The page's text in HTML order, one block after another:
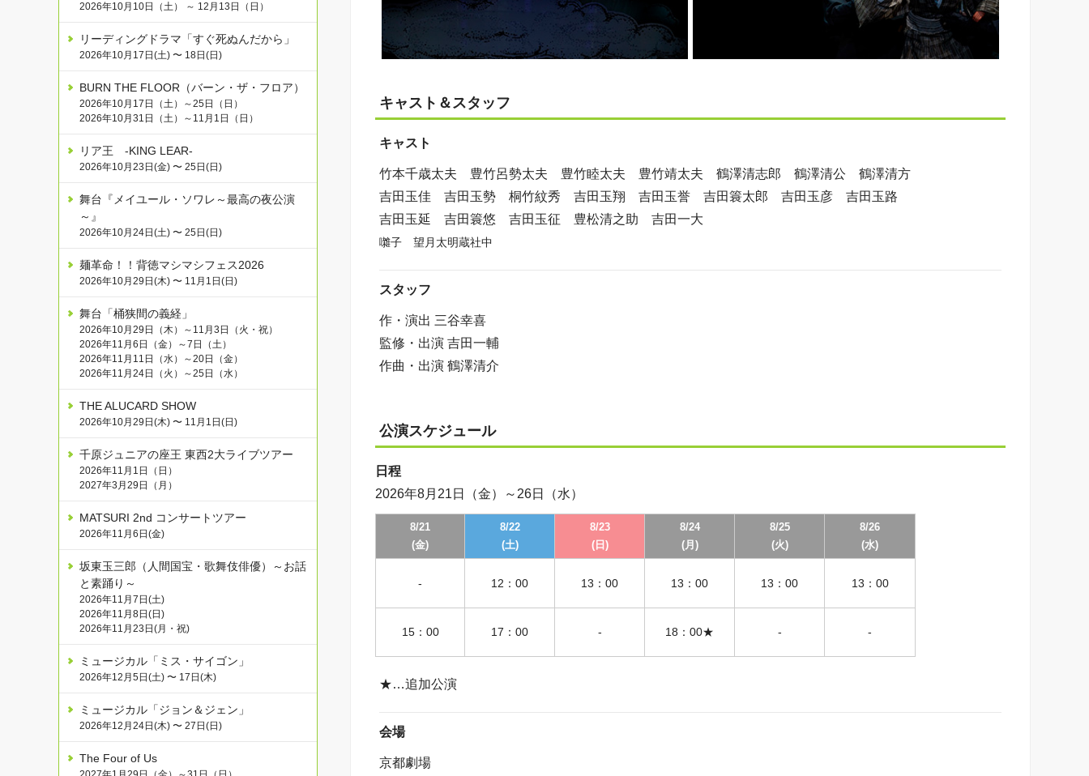
キャスト＆スタッフ
キャスト
竹本千歳太夫 豊竹呂勢太夫 豊竹睦太夫 豊竹靖太夫 鶴澤清志郎 鶴澤清公 鶴澤清方
吉田玉佳 吉田玉勢 桐竹紋秀 吉田玉翔 吉田玉誉 吉田簑太郎 吉田玉彦 吉田玉路
吉田玉延 吉田簑悠 吉田玉征 豊松清之助 吉田一大
囃子 望月太明蔵社中
スタッフ
作・演出 三谷幸喜
監修・出演 吉田一輔
作曲・出演 鶴澤清介
公演スケジュール
日程
2026年8月21日（金）～26日（水）
8/21
(金)
8/22
(土)
8/23
(日)
8/24
(月)
8/25
(火)
8/26
(水)
-
15：00
12：00
17：00
13：00
-
13：00
18：00★
13：00
-
13：00
-
★…追加公演
会場
京都劇場
2026年10月10日（土） ～ 12月13日（日）
リーディングドラマ「すぐ死ぬんだから」
2026年10月17日(土) 〜 18日(日)
BURN THE FLOOR（バーン・ザ・フロア）
2026年10月17日（土）～25日（日）
2026年10月31日（土）～11月1日（日）
リア王 -KING LEAR-
2026年10月23日(金) 〜 25日(日)
舞台『メイユール・ソワレ～最高の夜公演
～』
2026年10月24日(土) 〜 25日(日)
麺革命！！背徳マシマシフェス2026
2026年10月29日(木) 〜 11月1日(日)
舞台「桶狭間の義経」
2026年10月29日（木）～11月3日（火・祝）
2026年11月6日（金）～7日（土）
2026年11月11日（水）～20日（金）
2026年11月24日（火）～25日（水）
THE ALUCARD SHOW
2026年10月29日(木) 〜 11月1日(日)
千原ジュニアの座王 東西2大ライブツアー
2026年11月1日（日）
2027年3月29日（月）
MATSURI 2nd コンサートツアー
2026年11月6日(金)
坂東玉三郎（人間国宝・歌舞伎俳優）～お話
と素踊り～
2026年11月7日(土)
2026年11月8日(日)
2026年11月23日(月・祝)
ミュージカル「ミス・サイゴン」
2026年12月5日(土) 〜 17日(木)
ミュージカル「ジョン＆ジェン」
2026年12月24日(木) 〜 27日(日)
The Four of Us